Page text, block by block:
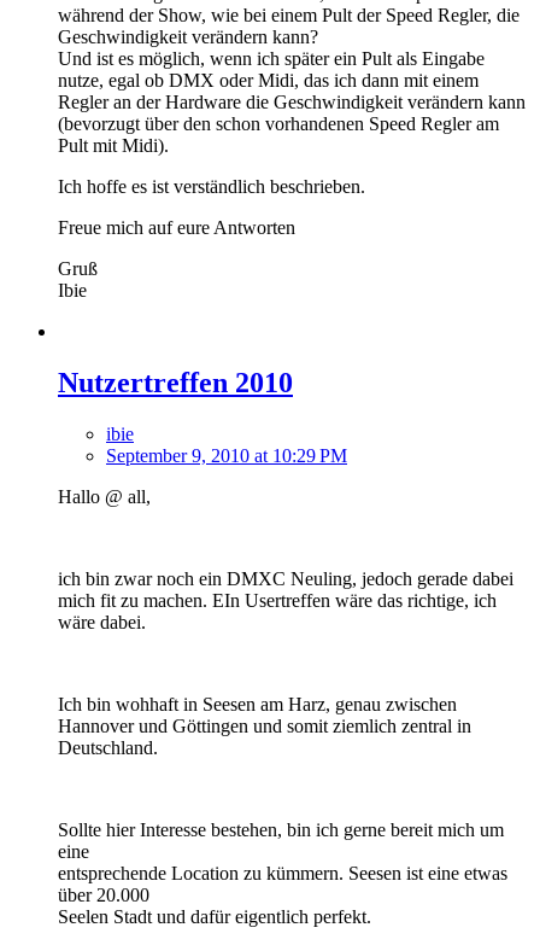
während der Show, wie bei einem Pult der Speed Regler, die
Geschwindigkeit verändern kann?
Und ist es möglich, wenn ich später ein Pult als Eingabe
nutze, egal ob DMX oder Midi, das ich dann mit einem
Regler an der Hardware die Geschwindigkeit verändern kann
(bevorzugt über den schon vorhandenen Speed Regler am
Pult mit Midi).
Ich hoffe es ist verständlich beschrieben.
Freue mich auf eure Antworten
Gruß
Ibie
Nutzertreffen 2010
ibie
September 9, 2010 at 10:29 PM
Hallo @ all,
ich bin zwar noch ein DMXC Neuling, jedoch gerade dabei
mich fit zu machen. EIn Usertreffen wäre das richtige, ich
wäre dabei.
Ich bin wohhaft in Seesen am Harz, genau zwischen
Hannover und Göttingen und somit ziemlich zentral in
Deutschland.
Sollte hier Interesse bestehen, bin ich gerne bereit mich um
eine
entsprechende Location zu kümmern. Seesen ist eine etwas
über 20.000
Seelen Stadt und dafür eigentlich perfekt.